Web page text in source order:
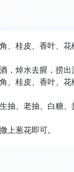
桂皮、香叶、花
焯水去腥，捞出
、桂皮、香叶、
抽、老抽、白糖
上葱花即可。